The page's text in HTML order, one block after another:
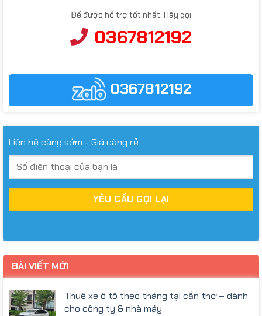
Để được hỗ trợ tốt nhất. Hãy gọi
0367812192
0367812192
Liên hệ càng sớm - Giá càng rẻ
BÀI VIẾT MỚI
Thuê xe ô tô theo tháng tại cần thơ – dành
cho công ty & nhà máy